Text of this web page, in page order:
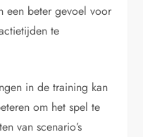
een beter gevoel voor
te
in de training kan
om het spel te
van scenario’s